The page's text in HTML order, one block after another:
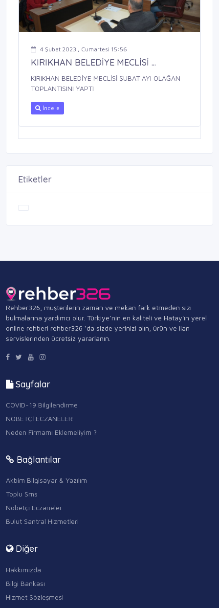
4 Şubat 2023 , Cumartesi 15:56
KIRIKHAN BELEDİYE MECLİSİ ...
KIRIKHAN BELEDİYE MECLİSİ ŞUBAT AYI OLAĞAN
TOPLANTISINI YAPTI
İncele
Etiketler
Rehber326, müşterilerin zaman ve mekan fark etmeden sizi
bulmalarına yardımcı olur. Türkiye’nin en kaliteli ve Hatay'ın yerel
online rehberi rehber326 ‘da sizde yerinizi alın, ürün ve ilan
servislerinden ücretsiz yararlanın.
Sayfalar
COVID-19 Bilgilendirme
NÖBETÇİ ECZANELER
Neden Firmamı Eklemeliyim ?
Bağlantılar
Akbim Bilgisayar & Yazılım
Toplu Sms
Nöbetçi Eczaneler
Bulut Santral Hizmetleri
Diğer
Hakkımızda
Bilgi Bankası
Hizmet Sözleşmesi